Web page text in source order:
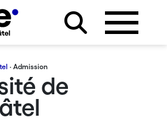
· Admission
de